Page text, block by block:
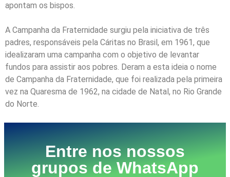
apontam os bispos.
A Campanha da Fraternidade surgiu pela iniciativa de três
padres, responsáveis pela Cáritas no Brasil, em 1961, que
idealizaram uma campanha com o objetivo de levantar
fundos para assistir aos pobres. Deram a esta ideia o nome
de Campanha da Fraternidade, que foi realizada pela primeira
vez na Quaresma de 1962, na cidade de Natal, no Rio Grande
do Norte.
Entre nos nossos
grupos de WhatsApp